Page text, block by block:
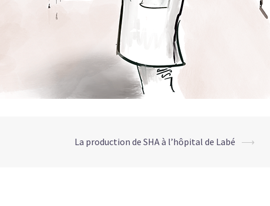
La production de SHA à l’hôpital de Labé ⟶